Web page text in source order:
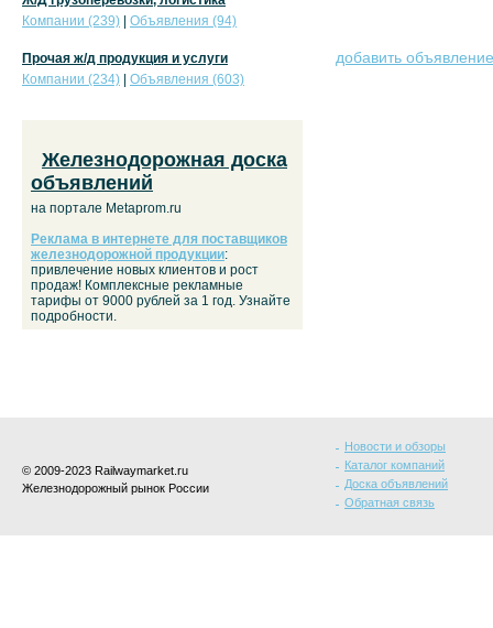
добавить объявление
Компании (239)
Объявления (94)
Прочая ж/д продукция и услуги
Компании (234)
Объявления (603)
Железнодорожная доска
объявлений
на портале Metaprom.ru
Реклама в интернете для поставщиков
железнодорожной продукции:
привлечение новых клиентов и рост
продаж! Комплексные рекламные
тарифы от 9000 рублей за 1 год. Узнайте
подробности.
© 2009-2023 Railwaymarket.ru
Железнодорожный рынок России
Новости и обзоры
Каталог компаний
Доска объявлений
Обратная связь